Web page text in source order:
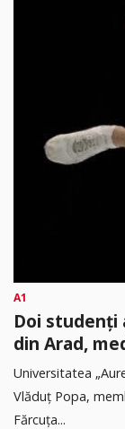
A1
Doi studenți
din Arad,
Universitatea
Vlăduț Popa,
Fărcuța...